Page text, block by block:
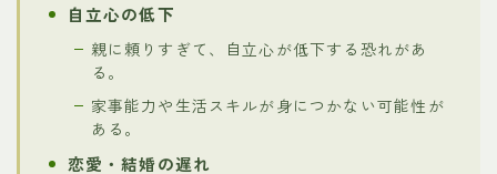
自立心の低下
親に頼りすぎて、自立心が低下する恐れがあ
る。
家事能力や生活スキルが身につかない可能性が
ある。
恋愛・結婚の遅れ